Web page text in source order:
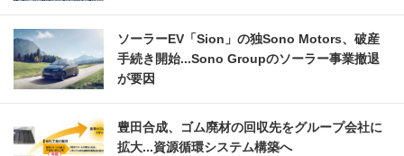
ソーラーEV「Sion」の独Sono Motors、破産
手続き開始...Sono Groupのソーラー事業撤退
が要因
豊田合成、ゴム廃材の回収先をグループ会社に
拡大...資源循環システム構築へ